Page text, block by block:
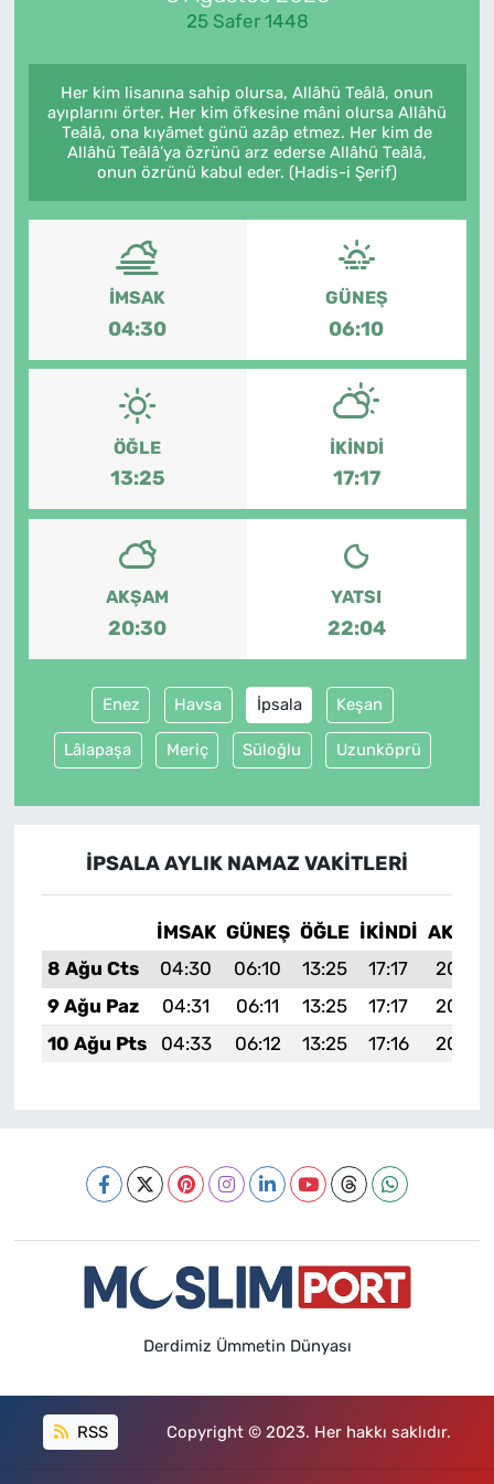
25 Safer 1448
Her kim lisanına sahip olursa, Allâhü Teâlâ, onun
ayıplarını örter. Her kim öfkesine mâni olursa Allâhü
Teâlâ, ona kıyâmet günü azâp etmez. Her kim de
Allâhü Teâlâ’ya özrünü arz ederse Allâhü Teâlâ,
onun özrünü kabul eder. (Hadis-i Şerif)
İMSAK
04:30
GÜNEŞ
06:10
ÖĞLE
13:25
İKINDI
17:17
AKŞAM
20:30
YATSI
22:04
Enez Havsa İpsala Keşan
Lâlapaşa Meriç Süloğlu Uzunköprü
İPSALA AYLIK NAMAZ VAKITLERI
İMSAK GÜNEŞ ÖĞLE İKINDI AKŞAM
8 Ağu Cts
04:30 06:10 13:25 17:17
20:30
9 Ağu Paz
04:31 06:11 13:25 17:17
20:29
10 Ağu Pts
04:33 06:12 13:25 17:16 20:28
Derdimiz Ümmetin Dünyası
RSS Copyright © 2023. Her hakkı saklıdır.